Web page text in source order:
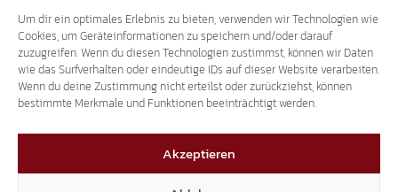
Um dir ein optimales Erlebnis zu bieten, verwenden wir Technologien wie
Cookies, um Geräteinformationen zu speichern und/oder darauf
zuzugreifen. Wenn du diesen Technologien zustimmst, können wir Daten
wie das Surfverhalten oder eindeutige IDs auf dieser Website verarbeiten.
Wenn du deine Zustimmung nicht erteilst oder zurückziehst, können
bestimmte Merkmale und Funktionen beeinträchtigt werden.
Akzeptieren
Threads
3.401
YouTube